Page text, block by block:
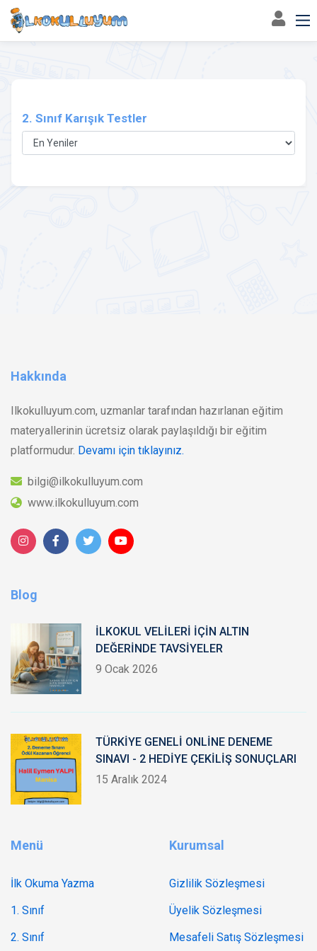
2. Sınıf Karışık Testler
2. Sınıf Karışık Testler
Hakkında
Ilkokulluyum.com, uzmanlar tarafından hazırlanan eğitim
materyallerinin ücretsiz olarak paylaşıldığı bir eğitim
platformudur. Devamı için tıklayınız.
bilgi@ilkokulluyum.com
www.ilkokulluyum.com
Blog
İLKOKUL VELİLERİ İÇİN ALTIN
DEĞERİNDE TAVSİYELER
9 Ocak 2026
TÜRKİYE GENELİ ONLİNE DENEME
SINAVI - 2 HEDİYE ÇEKİLİŞ SONUÇLARI
15 Aralık 2024
Menü
İlk Okuma Yazma
1. Sınıf
2. Sınıf
Kurumsal
Gizlilik Sözleşmesi
Üyelik Sözleşmesi
Mesafeli Satış Sözleşmesi